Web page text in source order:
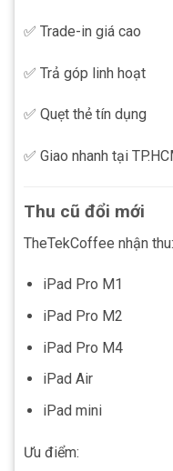
✅ Trade-in giá cao
✅ Trả góp linh hoạt
✅ Quẹt thẻ tín dụng
✅ Giao nhanh tại
Thu cũ đổi mới
TheTekCoffee nhận thu:
iPad Pro M1
iPad Pro M2
iPad Pro M4
iPad Air
iPad mini
Ưu điểm: